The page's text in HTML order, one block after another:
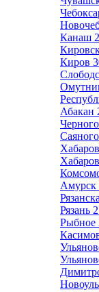
Канаш 2
Киров
Абакан
Амурск
Рязань
Рыбное